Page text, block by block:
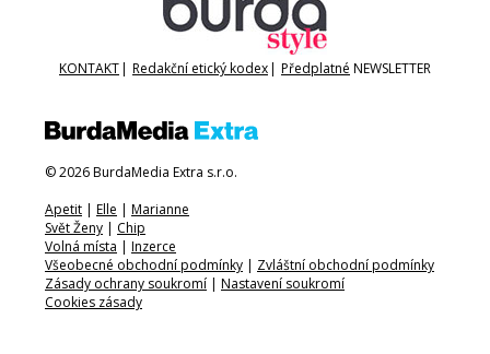
KONTAKT| Redakční etický kodex| Předplatné NEWSLETTER
© 2026 BurdaMedia Extra s.r.o.
Apetit | Elle | Marianne
Svět Ženy | Chip
Volná místa | Inzerce
Všeobecné obchodní podmínky | Zvláštní obchodní podmínky
Zásady ochrany soukromí | Nastavení soukromí
Cookies zásady